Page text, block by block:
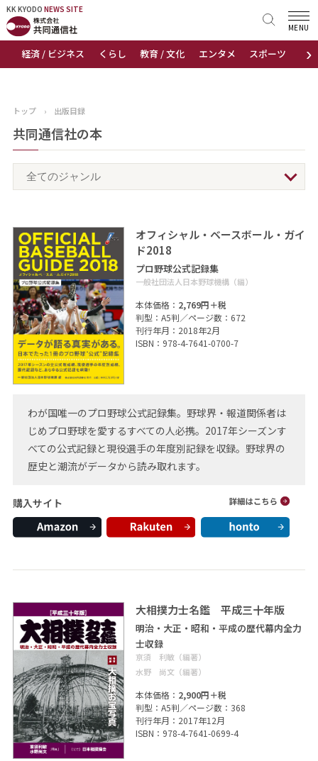
KK KYODO NEWS SITE
›
経済 / ビジネス くらし 教育 / 文化 エンタメ スポーツ 地域
MENU
KK KYODONEWS SITE
トップページ
ニュース
おすすめコンテンツ
会社概要
トップ › 出版目録
共同通信社の本
オフィシャル・ベースボール・ガイ
ド2018
プロ野球公式記録集
一般社団法人日本野球機構（編）
本体価格： 2,769円＋税
判型：A5判／ページ数：672
刊行年月：2018年2月
ISBN：978-4-7641-0700-7
わが国唯一のプロ野球公式記録集。野球界・報道関係者は
じめプロ野球を愛するすべての人必携。2017年シーズンす
べての公式記録と現役選手の年度別記録を収録。野球界の
歴史と潮流がデータから読み取れます。
購入サイト
大相撲力士名鑑 平成三十年版
明治・大正・昭和・平成の歴代幕内全力
士収録
亰須 利敏（編著）
水野 尚文（編著）
本体価格： 2,900円＋税
判型：A5判／ページ数：368
刊行年月：2017年12月
ISBN：978-4-7641-0699-4